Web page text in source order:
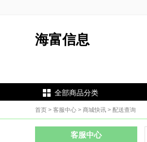
海富信息
全部商品分类
首页 > 客服中心 > 商城快讯 > 配送查询
客服中心